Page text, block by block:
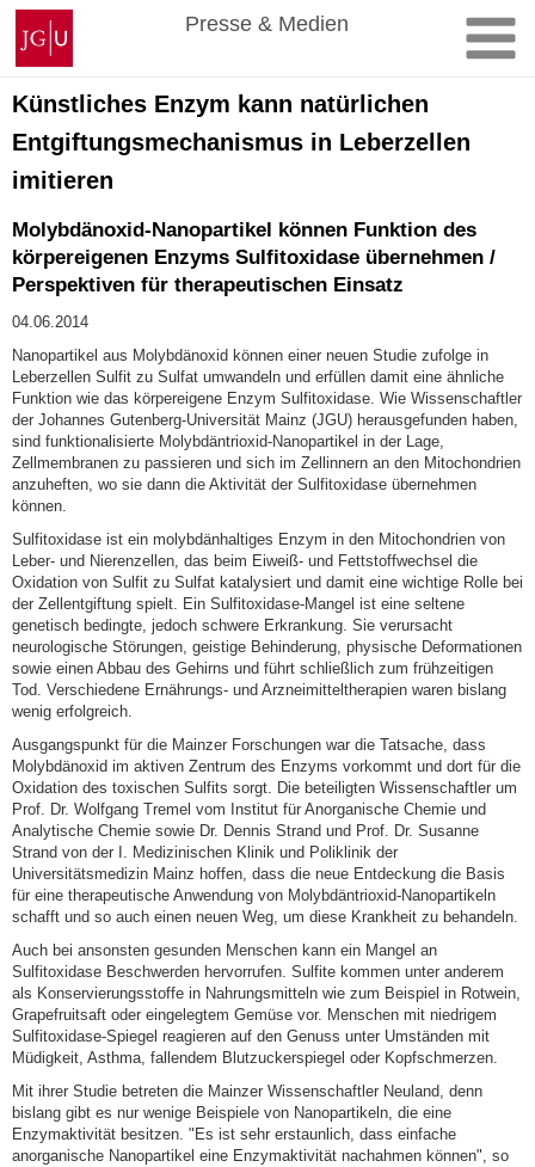
Zum
Inhalt
springen
Johannes
Gutenberg-
Universität
Mainz
Presse & Medien
Künstliches Enzym kann natürlichen
Entgiftungsmechanismus in Leberzellen
imitieren
Molybdänoxid-Nanopartikel können Funktion des
körpereigenen Enzyms Sulfitoxidase übernehmen /
Perspektiven für therapeutischen Einsatz
04.06.2014
Nanopartikel aus Molybdänoxid können einer neuen Studie zufolge in
Leberzellen Sulfit zu Sulfat umwandeln und erfüllen damit eine ähnliche
Funktion wie das körpereigene Enzym Sulfitoxidase. Wie Wissenschaftler
der Johannes Gutenberg-Universität Mainz (JGU) herausgefunden haben,
sind funktionalisierte Molybdäntrioxid-Nanopartikel in der Lage,
Zellmembranen zu passieren und sich im Zellinnern an den Mitochondrien
anzuheften, wo sie dann die Aktivität der Sulfitoxidase übernehmen
können.
Sulfitoxidase ist ein molybdänhaltiges Enzym in den Mitochondrien von
Leber- und Nierenzellen, das beim Eiweiß- und Fettstoffwechsel die
Oxidation von Sulfit zu Sulfat katalysiert und damit eine wichtige Rolle bei
der Zellentgiftung spielt. Ein Sulfitoxidase-Mangel ist eine seltene
genetisch bedingte, jedoch schwere Erkrankung. Sie verursacht
neurologische Störungen, geistige Behinderung, physische Deformationen
sowie einen Abbau des Gehirns und führt schließlich zum frühzeitigen
Tod. Verschiedene Ernährungs- und Arzneimitteltherapien waren bislang
wenig erfolgreich.
Ausgangspunkt für die Mainzer Forschungen war die Tatsache, dass
Molybdänoxid im aktiven Zentrum des Enzyms vorkommt und dort für die
Oxidation des toxischen Sulfits sorgt. Die beteiligten Wissenschaftler um
Prof. Dr. Wolfgang Tremel vom Institut für Anorganische Chemie und
Analytische Chemie sowie Dr. Dennis Strand und Prof. Dr. Susanne
Strand von der I. Medizinischen Klinik und Poliklinik der
Universitätsmedizin Mainz hoffen, dass die neue Entdeckung die Basis
für eine therapeutische Anwendung von Molybdäntrioxid-Nanopartikeln
schafft und so auch einen neuen Weg, um diese Krankheit zu behandeln.
Auch bei ansonsten gesunden Menschen kann ein Mangel an
Sulfitoxidase Beschwerden hervorrufen. Sulfite kommen unter anderem
als Konservierungsstoffe in Nahrungsmitteln wie zum Beispiel in Rotwein,
Grapefruitsaft oder eingelegtem Gemüse vor. Menschen mit niedrigem
Sulfitoxidase-Spiegel reagieren auf den Genuss unter Umständen mit
Müdigkeit, Asthma, fallendem Blutzuckerspiegel oder Kopfschmerzen.
Mit ihrer Studie betreten die Mainzer Wissenschaftler Neuland, denn
bislang gibt es nur wenige Beispiele von Nanopartikeln, die eine
Enzymaktivität besitzen. "Es ist sehr erstaunlich, dass einfache
anorganische Nanopartikel eine Enzymaktivität nachahmen können", so